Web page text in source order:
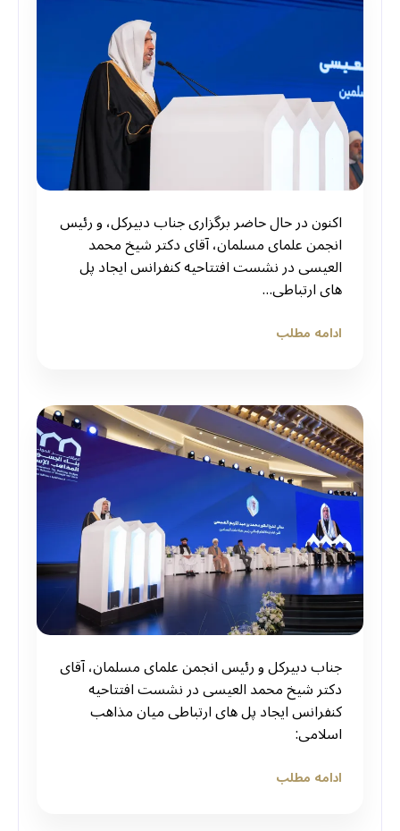
اکنون در حال حاضر برگزاری جناب دبیرکل، و رئیس
انجمن علمای مسلمان، آقای دکتر شیخ محمد
العیسی در نشست افتتاحیه کنفرانس ایجاد پل
های ارتباطی…
ادامه مطلب
جناب دبیرکل و رئیس انجمن علمای مسلمان، آقای
دکتر شیخ محمد العیسی در نشست افتتاحیه
کنفرانس ایجاد پل های ارتباطی میان مذاهب
اسلامی:
ادامه مطلب